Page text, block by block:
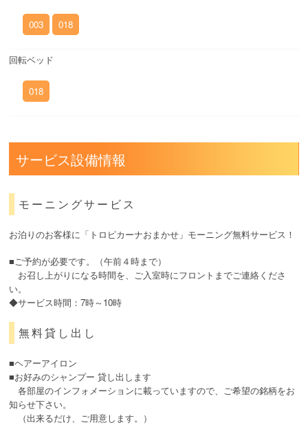
003 018
回転ベッド
018
サービス設備情報
モーニングサービス
お泊りのお客様に「トロピカーナおまかせ」モーニング無料サービス！
■ご予約が必要です。（午前４時まで）
お召し上がりになる時間を、ご入室時にフロントまでご連絡くださ
い。
◆サービス時間：7時～10時
無料貸し出し
■ヘアーアイロン
■お好みのシャンプー 貸し出します
各部屋のインフォメーションに載っていますので、ご希望の銘柄をお
知らせ下さい。
（出来るだけ、ご用意します。）